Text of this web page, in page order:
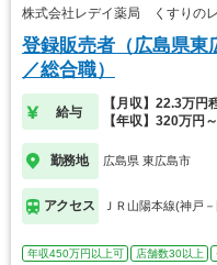
株式会社レデイ薬局 くすりの
登録販売者（広島県東
／総合職）
給与
【月収】22.3万円
【年収】320万円
勤務地 広島県 東広島市
アクセス ＪＲ山陽本線(神戸
年収450万円以上可 店舗数30以上